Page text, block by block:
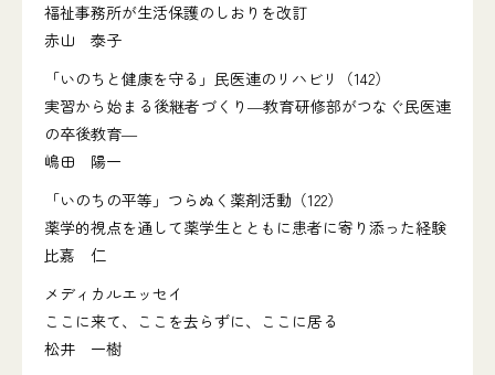
福祉事務所が生活保護のしおりを改訂
赤山 泰子
「いのちと健康を守る」民医連のリハビリ（142）
実習から始まる後継者づくり―教育研修部がつなぐ民医連
の卒後教育―
嶋田 陽一
「いのちの平等」つらぬく薬剤活動（122）
薬学的視点を通して薬学生とともに患者に寄り添った経験
比嘉 仁
メディカルエッセイ
ここに来て、ここを去らずに、ここに居る
松井 一樹